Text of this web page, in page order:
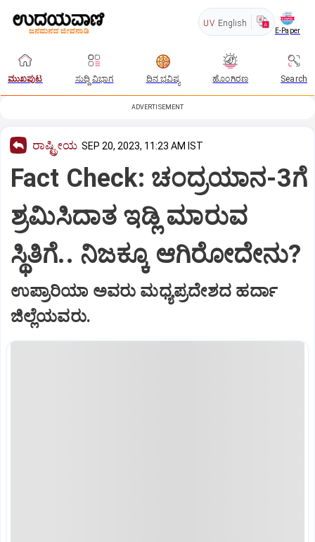
UV English
E-Paper
ಮುಖಪುಟ ಸುದ್ದಿ ವಿಭಾಗ ದಿನ ಭವಿಷ್ಯ ಹೊಂಗಿರಣ Search
ADVERTISEMENT
ರಾಷ್ಟ್ರೀಯ SEP 20, 2023, 11:23 AM IST
Fact Check: ಚಂದ್ರಯಾನ-3ಗೆ
ಶ್ರಮಿಸಿದಾತ ಇಡ್ಲಿ ಮಾರುವ
ಸ್ಥಿತಿಗೆ.. ನಿಜಕ್ಕೂ ಆಗಿರೋದೇನು?
ಉಪ್ರಾರಿಯಾ ಅವರು ಮಧ್ಯಪ್ರದೇಶದ ಹರ್ದಾ
ಜಿಲ್ಲೆಯವರು.